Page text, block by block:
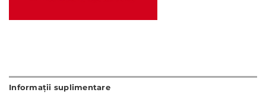
Informații suplimentare